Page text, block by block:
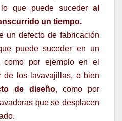
que puede suceder al
un tiempo.
un defecto de fabricación
puede suceder en un
como por ejemplo en el
de los lavavajillas, o bien
de diseño, como por
que se desplacen